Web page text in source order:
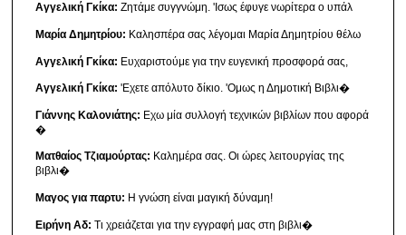
Αγγελική Γκίκα: Ζητάμε συγγνώμη. 'Ισως έφυγε νωρίτερα ο υπάλ
Μαρία Δημητρίου: Καλησπέρα σας λέγομαι Μαρία Δημητρίου θέλω
Αγγελική Γκίκα: Ευχαριστούμε για την ευγενική προσφορά σας,
Αγγελική Γκίκα: 'Εχετε απόλυτο δίκιο. 'Ομως η Δημοτική Βιβλι�
Γιάννης Καλονιάτης: Εχω μία συλλογή τεχνικών βιβλίων που αφορά
�
Ματθαίος Τζιαμούρτας: Καλημέρα σας. Οι ώρες λειτουργίας της
βιβλι�
Μαγος για παρτυ: Η γνώση είναι μαγική δύναμη!
Ειρήνη Αδ: Τι χρειάζεται για την εγγραφή μας στη βιβλι�